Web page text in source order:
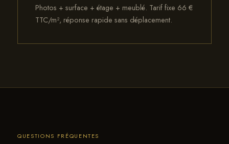
Photos + surface + étage + meublé. Tarif fixe 66 €
TTC/m², réponse rapide sans déplacement.
QUESTIONS FRÉQUENTES